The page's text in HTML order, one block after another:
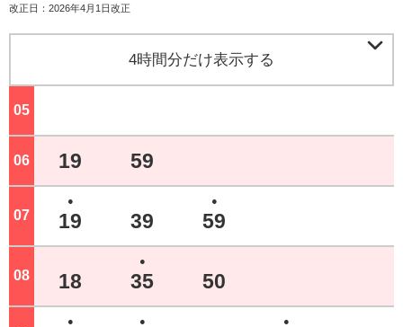
改正日：2026年4月1日改正
4時間分だけ表示する 
05
06 19 59
07
●
19 39
●
59
08 18
●
35 50
● ● ●